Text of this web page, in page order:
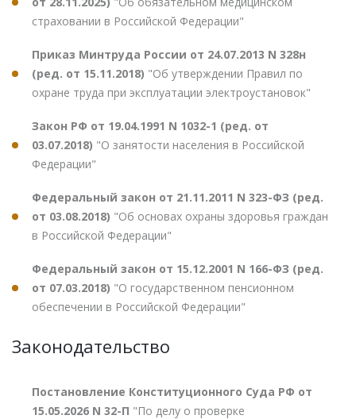
страховании в Российской Федерации"
Приказ Минтруда России от 24.07.2013 N 328н
(ред. от 15.11.2018) "Об утверждении Правил по
охране труда при эксплуатации электроустановок"
Закон РФ от 19.04.1991 N 1032-1 (ред. от
03.07.2018) "О занятости населения в Российской
Федерации"
Федеральный закон от 21.11.2011 N 323-ФЗ (ред.
от 03.08.2018) "Об основах охраны здоровья граждан
в Российской Федерации"
Федеральный закон от 15.12.2001 N 166-ФЗ (ред.
от 07.03.2018) "О государственном пенсионном
обеспечении в Российской Федерации"
Законодательство
Постановление Конституционного Суда РФ от
15.05.2026 N 32-П "По делу о проверке